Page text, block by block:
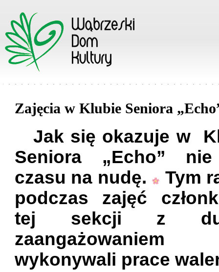
Zajęcia w Klubie Seniora
Jak się okazuje w
Seniora „Echo”
czasu na nudę.
Tym
podczas zajęć
tej sekcji z
zaangażowaniem
wykonywali prace